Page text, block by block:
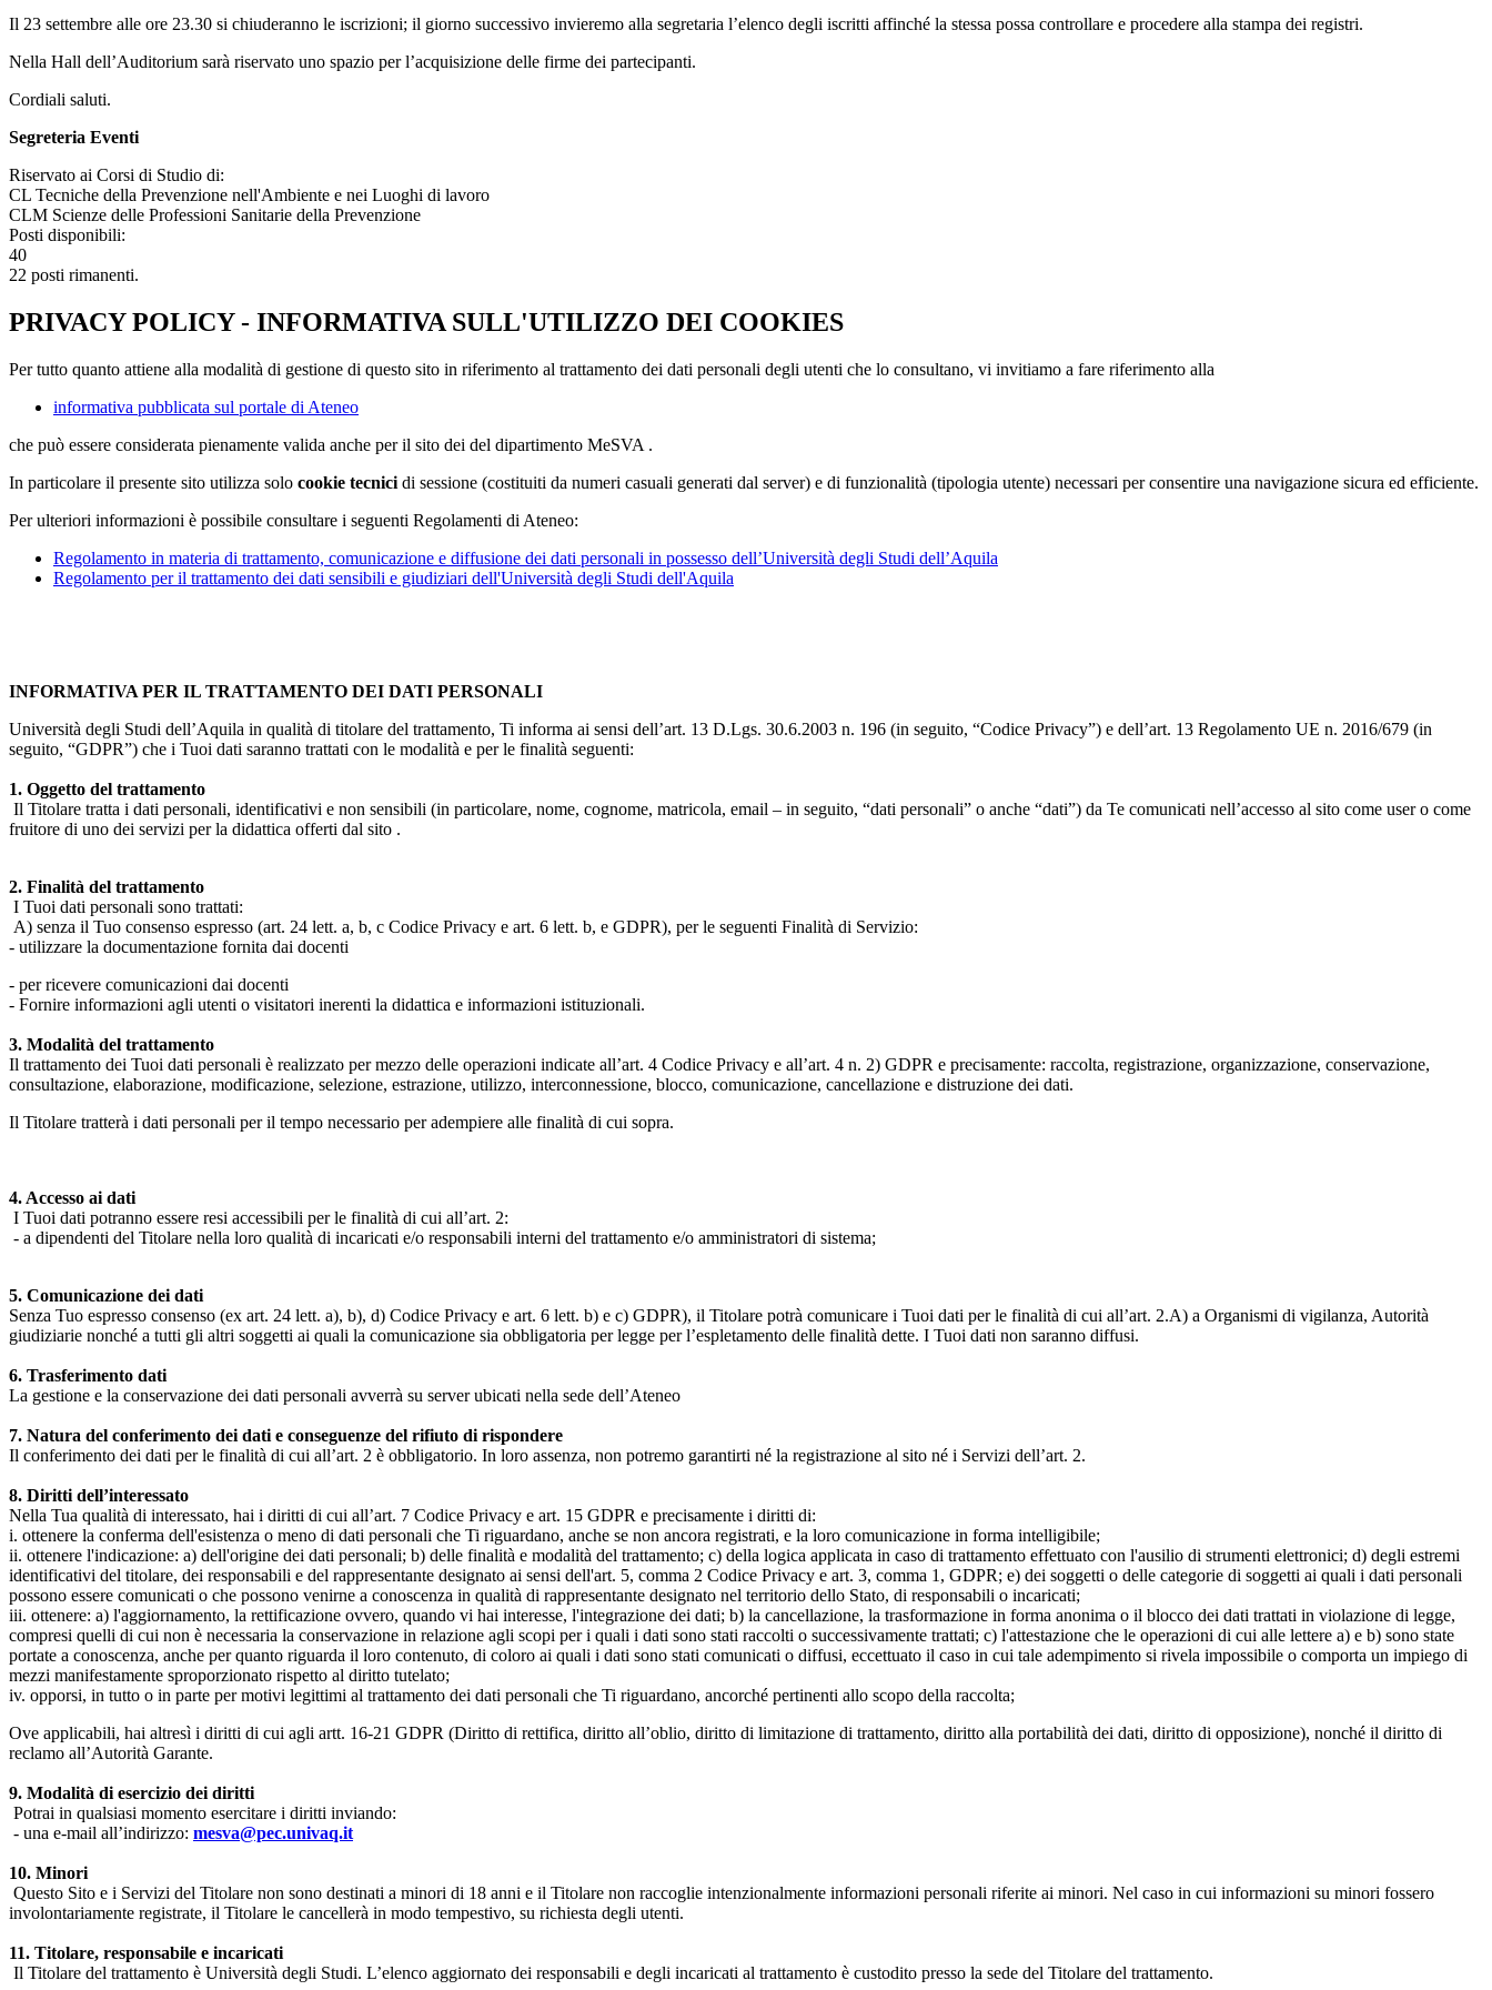
Il 23 settembre alle ore 23.30 si chiuderanno le iscrizioni; il giorno successivo invieremo alla segretaria l’elenco degli iscritti affinché la stessa possa controllare e procedere alla stampa dei registri.
Nella Hall dell’Auditorium sarà riservato uno spazio per l’acquisizione delle firme dei partecipanti.
Cordiali saluti.
Segreteria Eventi
Riservato ai Corsi di Studio di:
CL Tecniche della Prevenzione nell'Ambiente e nei Luoghi di lavoro
CLM Scienze delle Professioni Sanitarie della Prevenzione
Posti disponibili:
40
22 posti rimanenti.
PRIVACY POLICY - INFORMATIVA SULL'UTILIZZO DEI COOKIES
Per tutto quanto attiene alla modalità di gestione di questo sito in riferimento al trattamento dei dati personali degli utenti che lo consultano, vi invitiamo a fare riferimento alla
informativa pubblicata sul portale di Ateneo
che può essere considerata pienamente valida anche per il sito dei del dipartimento MeSVA .
In particolare il presente sito utilizza solo cookie tecnici di sessione (costituiti da numeri casuali generati dal server) e di funzionalità (tipologia utente) necessari per consentire una navigazione sicura ed efficiente.
Per ulteriori informazioni è possibile consultare i seguenti Regolamenti di Ateneo:
Regolamento in materia di trattamento, comunicazione e diffusione dei dati personali in possesso dell’Università degli Studi dell’Aquila
Regolamento per il trattamento dei dati sensibili e giudiziari dell'Università degli Studi dell'Aquila
INFORMATIVA PER IL TRATTAMENTO DEI DATI PERSONALI
Università degli Studi dell’Aquila in qualità di titolare del trattamento, Ti informa ai sensi dell’art. 13 D.Lgs. 30.6.2003 n. 196 (in seguito, “Codice Privacy”) e dell’art. 13 Regolamento UE n. 2016/679 (in
seguito, “GDPR”) che i Tuoi dati saranno trattati con le modalità e per le finalità seguenti:
1. Oggetto del trattamento
Il Titolare tratta i dati personali, identificativi e non sensibili (in particolare, nome, cognome, matricola, email – in seguito, “dati personali” o anche “dati”) da Te comunicati nell’accesso al sito come user o come
fruitore di uno dei servizi per la didattica offerti dal sito .
2. Finalità del trattamento
I Tuoi dati personali sono trattati:
A) senza il Tuo consenso espresso (art. 24 lett. a, b, c Codice Privacy e art. 6 lett. b, e GDPR), per le seguenti Finalità di Servizio:
- utilizzare la documentazione fornita dai docenti
- per ricevere comunicazioni dai docenti
- Fornire informazioni agli utenti o visitatori inerenti la didattica e informazioni istituzionali.
3. Modalità del trattamento
Il trattamento dei Tuoi dati personali è realizzato per mezzo delle operazioni indicate all’art. 4 Codice Privacy e all’art. 4 n. 2) GDPR e precisamente: raccolta, registrazione, organizzazione, conservazione,
consultazione, elaborazione, modificazione, selezione, estrazione, utilizzo, interconnessione, blocco, comunicazione, cancellazione e distruzione dei dati.
Il Titolare tratterà i dati personali per il tempo necessario per adempiere alle finalità di cui sopra.
4. Accesso ai dati
I Tuoi dati potranno essere resi accessibili per le finalità di cui all’art. 2:
- a dipendenti del Titolare nella loro qualità di incaricati e/o responsabili interni del trattamento e/o amministratori di sistema;
5. Comunicazione dei dati
Senza Tuo espresso consenso (ex art. 24 lett. a), b), d) Codice Privacy e art. 6 lett. b) e c) GDPR), il Titolare potrà comunicare i Tuoi dati per le finalità di cui all’art. 2.A) a Organismi di vigilanza, Autorità
giudiziarie nonché a tutti gli altri soggetti ai quali la comunicazione sia obbligatoria per legge per l’espletamento delle finalità dette. I Tuoi dati non saranno diffusi.
6. Trasferimento dati
La gestione e la conservazione dei dati personali avverrà su server ubicati nella sede dell’Ateneo
7. Natura del conferimento dei dati e conseguenze del rifiuto di rispondere
Il conferimento dei dati per le finalità di cui all’art. 2 è obbligatorio. In loro assenza, non potremo garantirti né la registrazione al sito né i Servizi dell’art. 2.
8. Diritti dell’interessato
Nella Tua qualità di interessato, hai i diritti di cui all’art. 7 Codice Privacy e art. 15 GDPR e precisamente i diritti di:
i. ottenere la conferma dell'esistenza o meno di dati personali che Ti riguardano, anche se non ancora registrati, e la loro comunicazione in forma intelligibile;
ii. ottenere l'indicazione: a) dell'origine dei dati personali; b) delle finalità e modalità del trattamento; c) della logica applicata in caso di trattamento effettuato con l'ausilio di strumenti elettronici; d) degli estremi
identificativi del titolare, dei responsabili e del rappresentante designato ai sensi dell'art. 5, comma 2 Codice Privacy e art. 3, comma 1, GDPR; e) dei soggetti o delle categorie di soggetti ai quali i dati personali
possono essere comunicati o che possono venirne a conoscenza in qualità di rappresentante designato nel territorio dello Stato, di responsabili o incaricati;
iii. ottenere: a) l'aggiornamento, la rettificazione ovvero, quando vi hai interesse, l'integrazione dei dati; b) la cancellazione, la trasformazione in forma anonima o il blocco dei dati trattati in violazione di legge,
compresi quelli di cui non è necessaria la conservazione in relazione agli scopi per i quali i dati sono stati raccolti o successivamente trattati; c) l'attestazione che le operazioni di cui alle lettere a) e b) sono state
portate a conoscenza, anche per quanto riguarda il loro contenuto, di coloro ai quali i dati sono stati comunicati o diffusi, eccettuato il caso in cui tale adempimento si rivela impossibile o comporta un impiego di
mezzi manifestamente sproporzionato rispetto al diritto tutelato;
iv. opporsi, in tutto o in parte per motivi legittimi al trattamento dei dati personali che Ti riguardano, ancorché pertinenti allo scopo della raccolta;
Ove applicabili, hai altresì i diritti di cui agli artt. 16-21 GDPR (Diritto di rettifica, diritto all’oblio, diritto di limitazione di trattamento, diritto alla portabilità dei dati, diritto di opposizione), nonché il diritto di
reclamo all’Autorità Garante.
9. Modalità di esercizio dei diritti
Potrai in qualsiasi momento esercitare i diritti inviando:
- una e-mail all’indirizzo: mesva@pec.univaq.it
10. Minori
Questo Sito e i Servizi del Titolare non sono destinati a minori di 18 anni e il Titolare non raccoglie intenzionalmente informazioni personali riferite ai minori. Nel caso in cui informazioni su minori fossero
involontariamente registrate, il Titolare le cancellerà in modo tempestivo, su richiesta degli utenti.
11. Titolare, responsabile e incaricati
Il Titolare del trattamento è Università degli Studi. L’elenco aggiornato dei responsabili e degli incaricati al trattamento è custodito presso la sede del Titolare del trattamento.